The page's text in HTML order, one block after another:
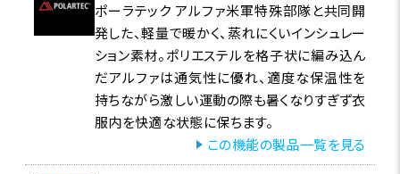
ポーラテック アルファ米軍特殊部隊と共同開
発した、軽量で暖かく、蒸れにくいインシュレー
ション素材。ポリエステルを格子状に編み込ん
だアルファは通気性に優れ、適度な保温性を
持ちながら激しい運動の際も暑くなりすぎず衣
服内を快適な状態に保ちます。
この機能の製品一覧を見る